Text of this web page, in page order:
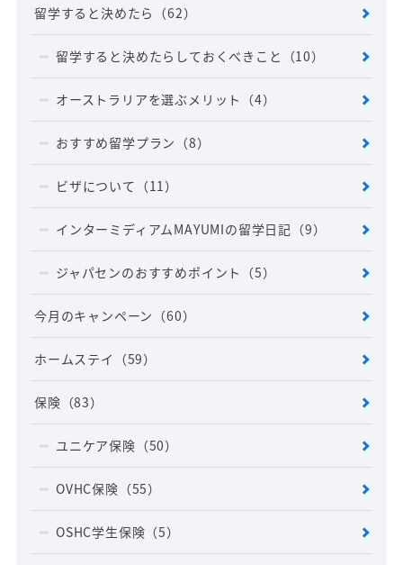
留学すると決めたら （62）
留学すると決めたらしておくべきこと （10）
オーストラリアを選ぶメリット （4）
おすすめ留学プラン （8）
ビザについて （11）
インターミディアムMAYUMIの留学日記 （9）
ジャパセンのおすすめポイント （5）
今月のキャンペーン （60）
ホームステイ （59）
保険 （83）
ユニケア保険 （50）
OVHC保険 （55）
OSHC学生保険 （5）